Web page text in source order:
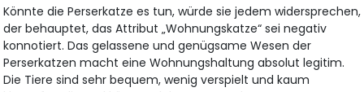
Könnte die Perserkatze es tun, würde sie jedem widersprechen,
der behauptet, das Attribut „Wohnungskatze“ sei negativ
konnotiert. Das gelassene und genügsame Wesen der
Perserkatzen macht eine Wohnungshaltung absolut legitim.
Die Tiere sind sehr bequem, wenig verspielt und kaum